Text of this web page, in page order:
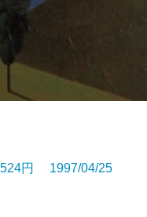
円 1997/04/25